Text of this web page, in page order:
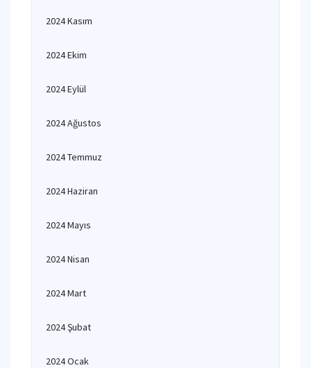
2024 Kasım
2024 Ekim
2024 Eylül
2024 Ağustos
2024 Temmuz
2024 Haziran
2024 Mayıs
2024 Nisan
2024 Mart
2024 Şubat
2024 Ocak